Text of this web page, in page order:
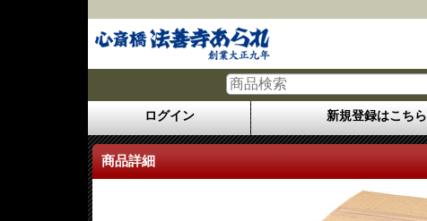
ログイン 新規登録はこちら
商品詳細